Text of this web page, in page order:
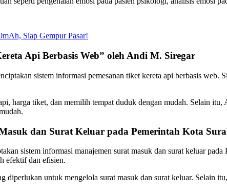
Siap Gempur Pasar!
Api Berbasis Web” oleh Andi M. Siregar
sistem informasi pemesanan tiket kereta api berbasis web.
harga tiket, dan memilih tempat duduk dengan mudah. Selain
dan Surat Keluar pada Pemerintah Kota
sistem informasi manajemen surat masuk dan surat keluar
efektif dan efisien.
untuk mengelola surat masuk dan surat keluar. Selain